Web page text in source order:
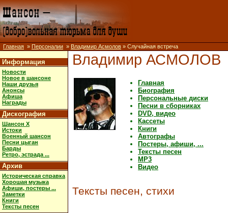
Главная » Персоналии » Владимир Асмолов » Случайная встреча
Информация
Новости
Новое в шансоне
Наши друзья
Анонсы
Афиша
Награды
Дискография
Шансон X
Истоки
Военный шансон
Песни цыган
Барды
Ретро, эстрада ...
Архив
Историческая справка
Хорошая музыка
Афиши, постеры ...
Заметки
Книги
Тексты песен
Владимир АСМОЛОВ
Главная
Биография
Персональные диски
Песни в сборниках
DVD, видео
Кассеты
Книги
Автографы
Постеры, афиши, ...
Тексты песен
MP3
Видео
Тексты песен, стихи